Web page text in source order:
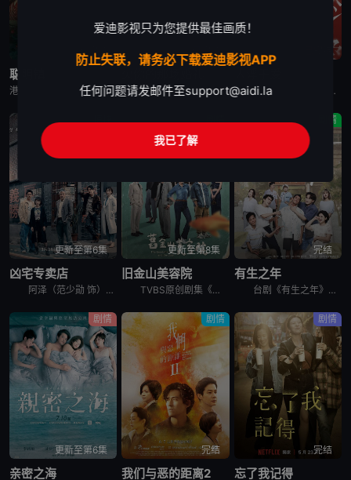
已完结
聪明镇
港台剧《聪明镇》又名：富江,Junji Ito: Bloody Smart,聰明鎮，讲述了：一对母女来到以高升学率闻名的偏远小镇，却发现这里的学生们能够成就非凡，是因为背后藏有黑暗骇人的秘密。该剧改编
已完结
港台剧《欠你的那场婚礼》又名：Dogman,欠妳的那場婚禮，讲述了：曾经凭一张帅脸与音乐才华风靡乐坛的「马子狗乐团」主唱周可杰（张孝全 饰），如今成了自我感觉良好、却再也写不出歌的落魄中年，更与妻子陈 台湾剧《人浮于爱》改编自侯文咏的同名小说，故事围绕“爱情”主题，因为爱煽动着剧中主角与无数的恋人们，不惜冒着溺毙的危险，前仆后继，只为跳进湍急的河水里，谈一场载浮载沉的爱情。
更新至第6集
凶宅专卖店
阿泽（范少勋 饰）为了筹措妹妹欣爱的换心手术费，决心卖掉自住二十年的凶宅，却意外加入专门买卖凶宅的“义胜房屋”。办公室寒酸，头顶日光灯闪个不停，同事也各有怪癖：抽烟抖脚又沉迷手游的勇仁、消息灵通的
更新至第8集
旧金山美容院
TVBS原创剧集《旧金山美容院》由刘品言、连晨翔、章广辰 领衔主演！王牌制作人戴天易与金奖编剧杜政哲联手，以生活、人性、商战为故事主轴，是一部重于刻画剧本对白及角色心境的写实类型剧，势必将在视觉与
剧情
完结
有生之年
台剧《有生之年》讲述离家多年落魄的高嘉岳（吴慷仁 饰）感情、事业双双卡关，与世界告别前他回家探望家人，却因为高家人各自遭遇各种难题而产生羁绊的故事。
剧情
更新至第6集
亲密之海
剧情
完结
我们与恶的距离2
剧情
完结
忘了我记得
爱迪影视只为您提供最佳画质！
防止失联，请务必下载爱迪影视APP
任何问题请发邮件至support@aidi.la
我已了解